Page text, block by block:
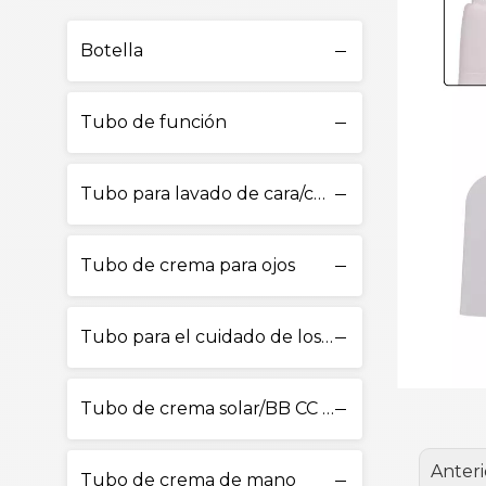
Botella
Tubo de función
Tubo para lavado de cara/cuidado de la piel
Tubo de crema para ojos
Tubo para el cuidado de los labios
Tubo de crema solar/BB CC Cream
Tubo de crema de mano